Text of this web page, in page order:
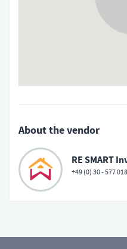
About the vendor
RE SMART
+49 (0) 30 - 577